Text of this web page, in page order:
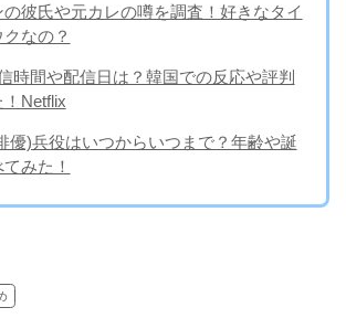
の彼氏や元カレの噂を調査！好きなタイ
なの？
時間や配信日は？韓国での反応や評判
！Netflix
優)兵役はいつからいつまで？年齢や誕
みた！